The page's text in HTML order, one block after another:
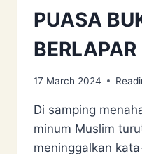
PUASA
17 March 2024
Di samping
minum Muslim
meninggalkan